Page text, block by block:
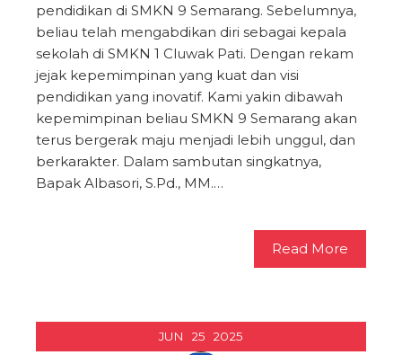
pendidikan di SMKN 9 Semarang. Sebelumnya,
beliau telah mengabdikan diri sebagai kepala
sekolah di SMKN 1 Cluwak Pati. Dengan rekam
jejak kepemimpinan yang kuat dan visi
pendidikan yang inovatif. Kami yakin dibawah
kepemimpinan beliau SMKN 9 Semarang akan
terus bergerak maju menjadi lebih unggul, dan
berkarakter. Dalam sambutan singkatnya,
Bapak Albasori, S.Pd., MM.…
Read More
JUN 25 2025